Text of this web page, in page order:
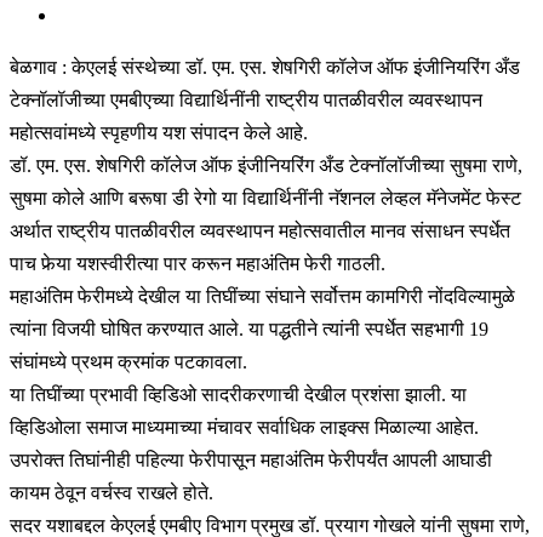
बेळगाव : केएलई संस्थेच्या डॉ. एम. एस. शेषगिरी कॉलेज ऑफ इंजीनियरिंग अँड
टेक्नॉलॉजीच्या एमबीएच्या विद्यार्थिनींनी राष्ट्रीय पातळीवरील व्यवस्थापन
महोत्सवांमध्ये स्पृहणीय यश संपादन केले आहे.
डॉ. एम. एस. शेषगिरी कॉलेज ऑफ इंजीनियरिंग अँड टेक्नॉलॉजीच्या सुषमा राणे,
सुषमा कोले आणि बरूषा डी रेगो या विद्यार्थिनींनी नॅशनल लेव्हल मॅनेजमेंट फेस्ट
अर्थात राष्ट्रीय पातळीवरील व्यवस्थापन महोत्सवातील मानव संसाधन स्पर्धेत
पाच फेर्‍या यशस्वीरीत्या पार करून महाअंतिम फेरी गाठली.
महाअंतिम फेरीमध्ये देखील या तिघींच्या संघाने सर्वोत्तम कामगिरी नोंदविल्यामुळे
त्यांना विजयी घोषित करण्यात आले. या पद्धतीने त्यांनी स्पर्धेत सहभागी 19
संघांमध्ये प्रथम क्रमांक पटकावला.
या तिघींच्या प्रभावी व्हिडिओ सादरीकरणाची देखील प्रशंसा झाली. या
व्हिडिओला समाज माध्यमाच्या मंचावर सर्वाधिक लाइक्स मिळाल्या आहेत.
उपरोक्त तिघांनीही पहिल्या फेरीपासून महाअंतिम फेरीपर्यंत आपली आघाडी
कायम ठेवून वर्चस्व राखले होते.
सदर यशाबद्दल केएलई एमबीए विभाग प्रमुख डॉ. प्रयाग गोखले यांनी सुषमा राणे,